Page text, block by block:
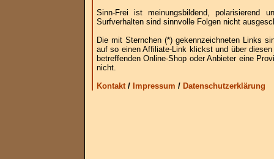
Sinn-Frei ist meinungsbildend, polarisierend
Surfverhalten sind sinnvolle Folgen nicht
Die mit Sternchen (*) gekennzeichneten Links
auf so einen Affiliate-Link klickst und über
betreffenden Online-Shop oder Anbieter eine
nicht.
Kontakt/ Impressum / Datenschutzerklärung